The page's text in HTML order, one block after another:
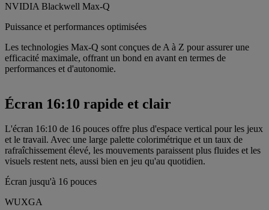
NVIDIA Blackwell Max-Q
Puissance et performances optimisées
Les technologies Max-Q sont conçues de A à Z pour assurer une
efficacité maximale, offrant un bond en avant en termes de
performances et d'autonomie.
Écran 16:10 rapide et clair
L'écran 16:10 de 16 pouces offre plus d'espace vertical pour les jeux
et le travail. Avec une large palette colorimétrique et un taux de
rafraîchissement élevé, les mouvements paraissent plus fluides et les
visuels restent nets, aussi bien en jeu qu'au quotidien.
Écran jusqu'à 16 pouces
WUXGA